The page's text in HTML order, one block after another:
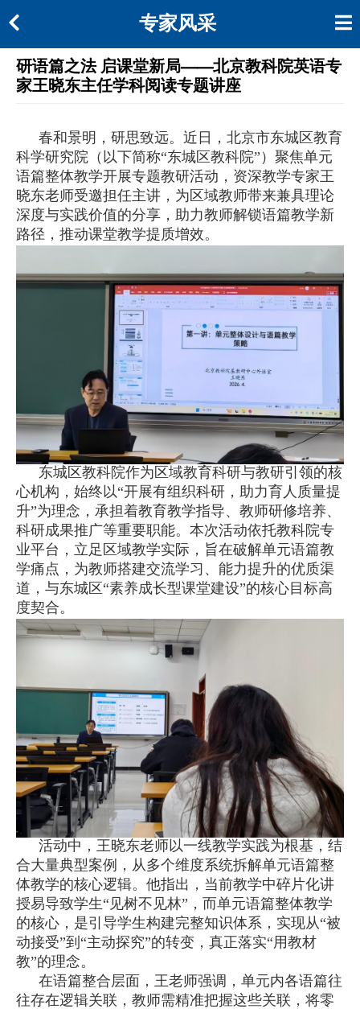
专家风采
研语篇之法 启课堂新局——北京教科院英语专
家王晓东主任学科阅读专题讲座
春和景明，研思致远。近日，北京市东城区教育
科学研究院（以下简称“东城区教科院”）聚焦单元
语篇整体教学开展专题教研活动，资深教学专家王
晓东老师受邀担任主讲，为区域教师带来兼具理论
深度与实践价值的分享，助力教师解锁语篇教学新
路径，推动课堂教学提质增效。
东城区教科院作为区域教育科研与教研引领的核
心机构，始终以“开展有组织科研，助力育人质量提
升”为理念，承担着教育教学指导、教师研修培养、
科研成果推广等重要职能。本次活动依托教科院专
业平台，立足区域教学实际，旨在破解单元语篇教
学痛点，为教师搭建交流学习、能力提升的优质渠
道，与东城区“素养成长型课堂建设”的核心目标高
度契合。
活动中，王晓东老师以一线教学实践为根基，结
合大量典型案例，从多个维度系统拆解单元语篇整
体教学的核心逻辑。他指出，当前教学中碎片化讲
授易导致学生“见树不见林”，而单元语篇整体教学
的核心，是引导学生构建完整知识体系，实现从“被
动接受”到“主动探究”的转变，真正落实“用教材
教”的理念。
在语篇整合层面，王老师强调，单元内各语篇往
往存在逻辑关联，教师需精准把握这些关联，将零